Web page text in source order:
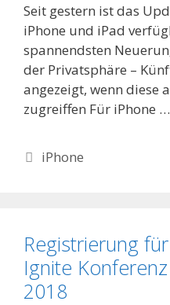
Seit gestern ist das
iPhone und iPad
spannendsten
der Privatsphäre –
angezeigt, wenn diese
zugreiffen Für iPhone …
Categories
iPhone
Registrierung
Ignite
2018